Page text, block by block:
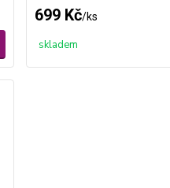
699 Kč/ks
skladem